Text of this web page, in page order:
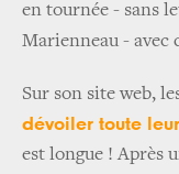
en tournée - sans
Marienneau - avec
Sur son site web,
dévoiler toute
est longue ! Après